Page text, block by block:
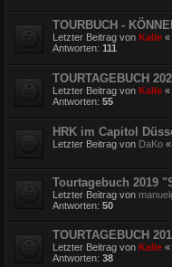
TOURBUCH -
Letzter Beitrag von Kalle «
Antworten: 111
TOURTAGEBUCH
Letzter Beitrag von Kalle «
Antworten: 55
HRK im Capitol
Letzter Beitrag von DaKo «
Tourtagebuch 2019
Letzter Beitrag von
Antworten: 50
TOURTAGEBUCH
Letzter Beitrag von Kalle «
Antworten: 38